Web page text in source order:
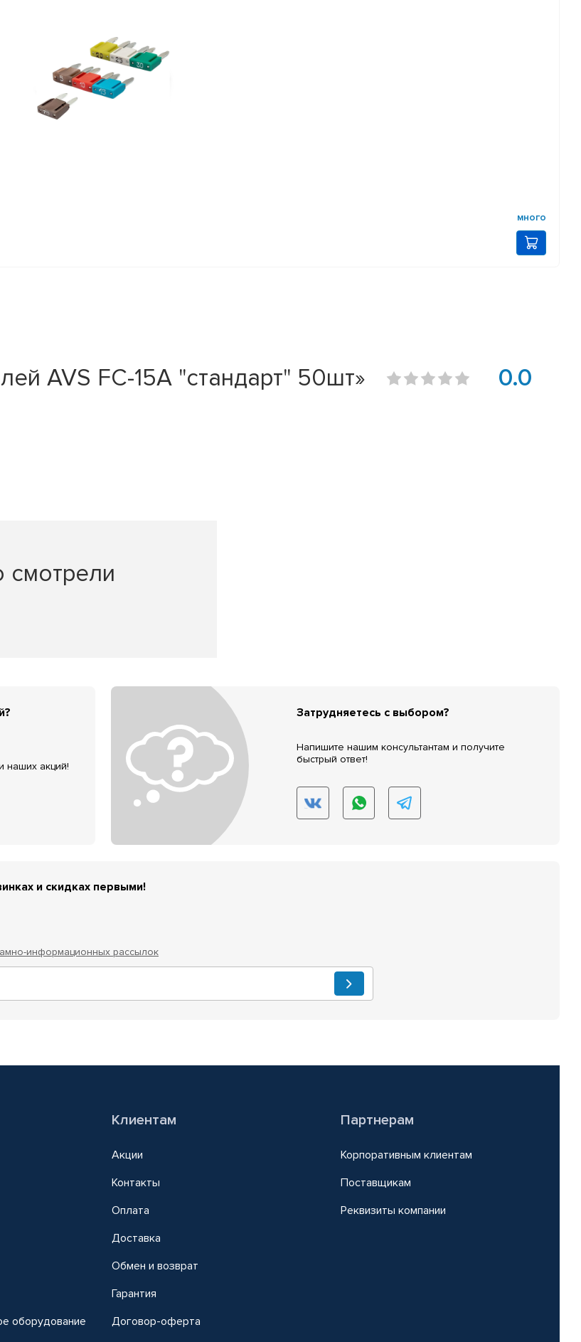
много
AVS FC-15A "стандарт" 50шт» 0.0
смотрели
наших акций!
Затрудняетесь с выбором?
Напишите нашим консультантам и получите
быстрый ответ!
и скидках первыми!
информационных рассылок
оборудование
Клиентам
Акции
Контакты
Оплата
Доставка
Обмен и возврат
Гарантия
Договор-оферта
Партнерам
Корпоративным клиентам
Поставщикам
Реквизиты компании